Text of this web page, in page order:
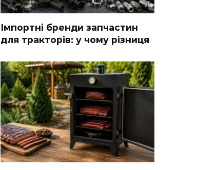
Імпортні бренди запчастин
для тракторів: у чому різниця